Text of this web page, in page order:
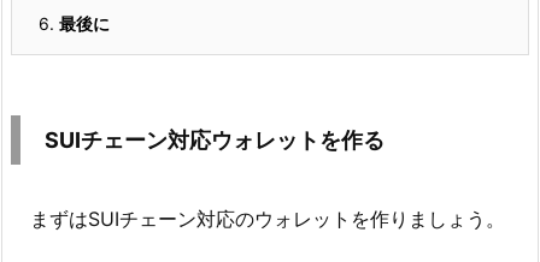
6. 最後に
SUIチェーン対応ウォレットを作る
まずはSUIチェーン対応のウォレットを作りましょう。